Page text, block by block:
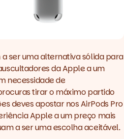
ser uma alternativa sólida para
da Apple a um
necessidade de
tirar o máximo partido
deves apostar nos AirPods Pro
Apple a um preço mais
a ser uma escolha aceitável.